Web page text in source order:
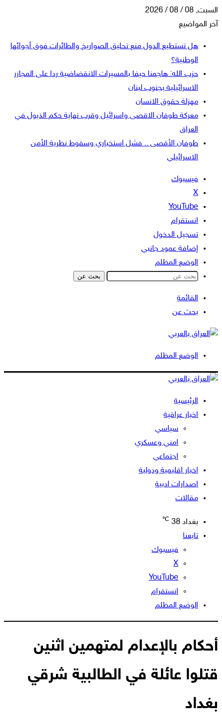
السبت, 08 / 08 / 2026
آخر المواضيع
هل تستطيع الدول منع تحليق الصواريخ والطائرات فوق أجوائها
الوطنية؟
حزب الله: هاجمنا حيفا بالمسيرات الانقضاضية ردا على المجازر
الاسرائيلية بجنوب لبنان
مهزلة حقوق الانسان
معركة طوفان الاقصى واسرائيل وقرب نهاية حكم الذيول في
العراق
طوفان الأقصى .. فشل استخباري وسقوط نظرية الأمن
الاسرائيلي
فيسبوك
‫X
‫YouTube
انستقرام
تسجيل الدخول
إضافة عمود جانبي
الوضع المظلم
بحث عن
القائمة
بحث عن
الوضع المظلم
الرئيسية
اخبار عراقية
سياسي
امني وعسكري
اجتماعي
اخبار اقليمية ودولية
اصدارات ادبية
مقالات
بغداد 38
℃
تابعنا
فيسبوك
‫X
‫YouTube
انستقرام
الوضع المظلم
أحكام بالإعدام لمتهمين اثنين
قتلوا عائلة في الطالبية شرقي
بغداد